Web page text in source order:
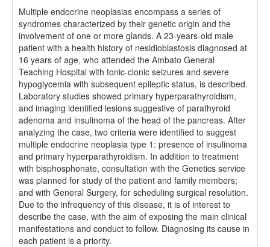
Multiple endocrine neoplasias encompass a series of
syndromes characterized by their genetic origin and the
involvement of one or more glands. A 23-years-old male
patient with a health history of nesidioblastosis diagnosed at
16 years of age, who attended the Ambato General
Teaching Hospital with tonic-clonic seizures and severe
hypoglycemia with subsequent epileptic status, is described.
Laboratory studies showed primary hyperparathyroidism,
and imaging identified lesions suggestive of parathyroid
adenoma and insulinoma of the head of the pancreas. After
analyzing the case, two criteria were identified to suggest
multiple endocrine neoplasia type 1: presence of insulinoma
and primary hyperparathyroidism. In addition to treatment
with bisphosphonate, consultation with the Genetics service
was planned for study of the patient and family members;
and with General Surgery, for scheduling surgical resolution.
Due to the infrequency of this disease, it is of interest to
describe the case, with the aim of exposing the main clinical
manifestations and conduct to follow. Diagnosing its cause in
each patient is a priority.